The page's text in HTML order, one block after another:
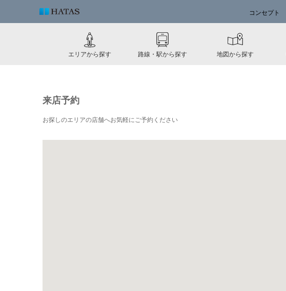
コンセプト
エリアから探す 路線・駅から探す 地図から探す
来店予約
お探しのエリアの店舗へお気軽にご予約ください